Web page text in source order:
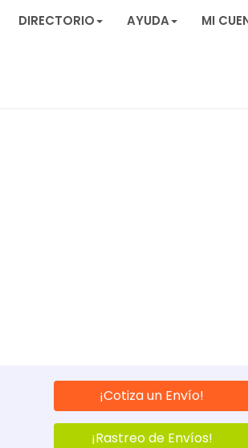
DIRECTORIO AYUDA MI
¡Cotiza un Envío!
¡Rastreo de Envíos!